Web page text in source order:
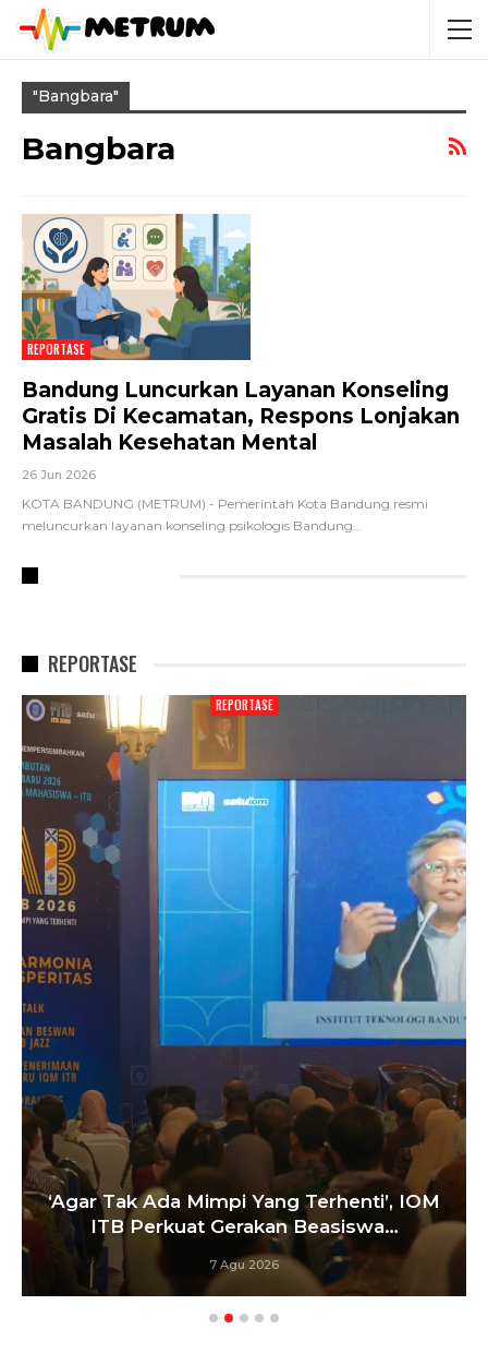
"bangbara"
Bangbara
REPORTASE
Bandung Luncurkan Layanan Konseling
Gratis Di Kecamatan, Respons Lonjakan
Masalah Kesehatan Mental
26 Jun 2026
KOTA BANDUNG (METRUM) - Pemerintah Kota Bandung resmi
meluncurkan layanan konseling psikologis Bandung…
REPORTASE
REPORTASE
Tak Ada Mimpi Yang Terhenti’, IOM
ITB Perkuat Gerakan Beasiswa…